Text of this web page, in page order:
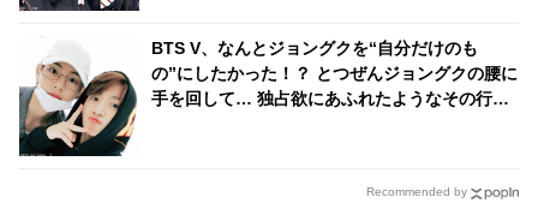
BTS V、なんとジョングクを“自分だけのも
の”にしたかった！？ とつぜんジョングクの腰に
手を回して… 独占欲にあふれたようなその行動
Recommended by